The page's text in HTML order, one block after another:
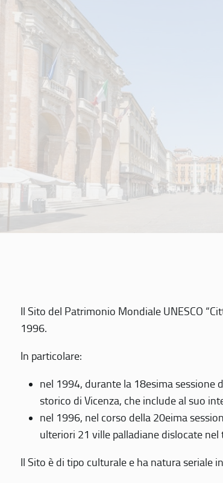
Il Sito del Patrimonio Mondiale UNESCO
1996.
In particolare:
nel 1994, durante la 18esima sessione
storico di Vicenza, che include al suo
nel 1996, nel corso della 20eima
ulteriori 21 ville palladiane dislocate
Il Sito è di tipo culturale e ha natura seriale